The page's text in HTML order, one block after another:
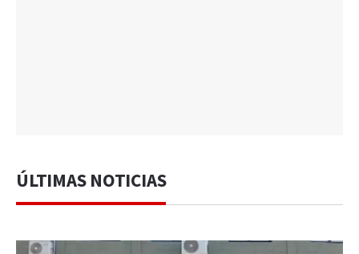
ÚLTIMAS NOTICIAS